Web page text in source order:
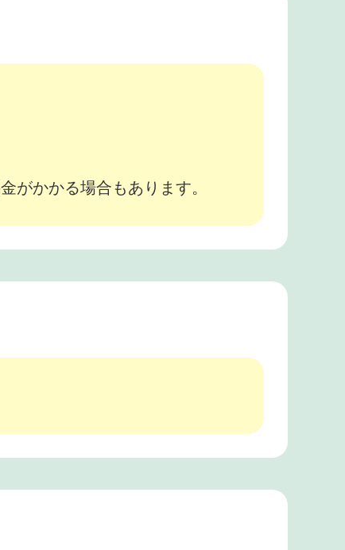
がかかる場合もあります。